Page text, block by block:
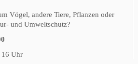
Vögel, andere Tiere, Pflanzen oder
und Umweltschutz?
16 Uhr